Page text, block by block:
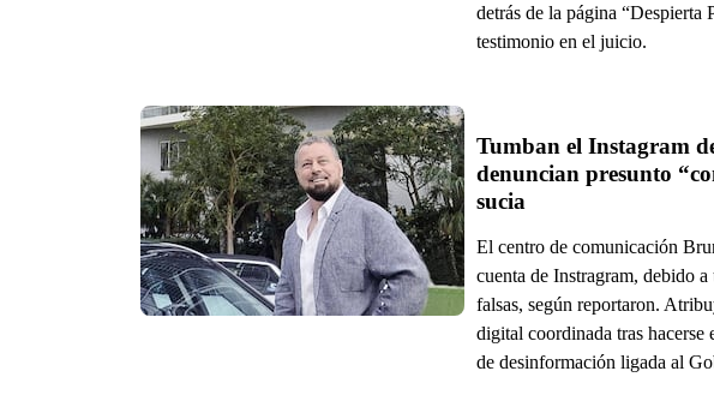
detrás de la página “Despierta
testimonio en el juicio.
Tumban el Instagram
denuncian presunto
sucia
El centro de comunicación
cuenta de Instragram, debido
falsas, según reportaron.
digital coordinada tras hacerse
de desinformación ligada al